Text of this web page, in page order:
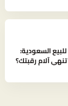
السعودية:
آلام رقبتك؟